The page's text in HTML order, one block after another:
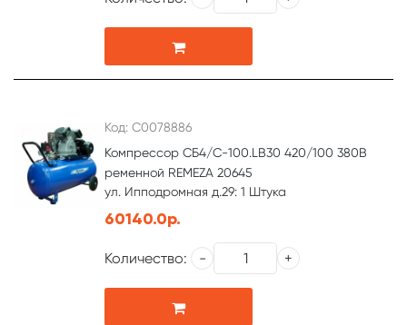
Код: С0078886
Компрессор СБ4/С-100.LB30 420/100 380В
ременной REMEZA 20645
ул. Ипподромная д.29: 1 Штука
60140.0р.
Количество: